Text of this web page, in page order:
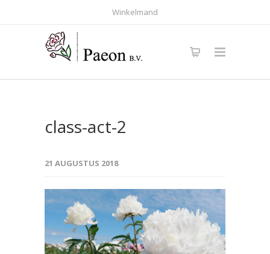
Winkelmand
class-act-2
21 AUGUSTUS 2018